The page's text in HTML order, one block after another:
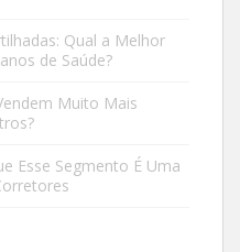
Qual a Melhor
de Saúde?
Muito Mais
Esse Segmento É Uma